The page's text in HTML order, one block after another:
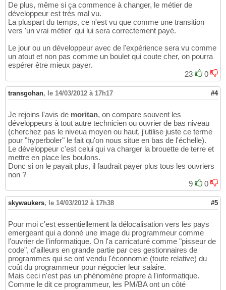
De plus, même si ça commence à changer, le métier de
développeur est très mal vu.
La pluspart du temps, ce n'est vu que comme une transition
vers 'un vrai métier' qui lui sera correctement payé.
Le jour ou un développeur avec de l'expérience sera vu comme
un atout et non pas comme un boulet qui coute cher, on pourra
espérer être mieux payer.
23
0
transgohan, le 14/03/2012 à 17h17 #4
Je rejoins l'avis de moritan, on compare souvent les
développeurs à tout autre technicien ou ouvrier de bas niveau
(cherchez pas le niveua moyen ou haut, j'utilise juste ce terme
pour "hyperboler" le fait qu'on nous situe en bas de l'échelle).
Le développeur c'est celui qui va charger la brouette de terre et
mettre en place les boulons.
Donc si on le payait plus, il faudrait payer plus tous les ouvriers
non ?
9
0
skywaukers, le 14/03/2012 à 17h38 #5
Pour moi c'est essentiellement la délocalisation vers les pays
emergeant qui a donné une image du programmeur comme
l'ouvrier de l'informatique. On l'a carricaturé comme "pisseur de
code", d'ailleurs en grande partie par ces gestionnaires de
programmes qui se ont vendu l'éconnomie (toute relative) du
coût du programmeur pour négocier leur salaire.
Mais ceci n'est pas un phénomène propre à l'informatique.
Comme le dit ce programmeur, les PM/BA ont un côté